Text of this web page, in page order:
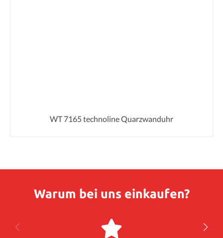
WT 7165 technoline Quarzwanduhr
Warum bei uns einkaufen?